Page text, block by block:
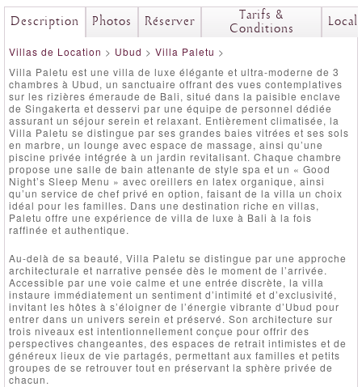
Description Photos Réserver
Tarifs &
Conditions
Villas de Location > Ubud > Villa Paletu >
Villa Paletu est une villa de luxe élégante et ultra-moderne de 3
chambres à Ubud, un sanctuaire offrant des vues contemplatives
sur les rizières émeraude de Bali, situé dans la paisible enclave
de Singakerta et desservi par une équipe de personnel dédiée
assurant un séjour serein et relaxant. Entièrement climatisée, la
Villa Paletu se distingue par ses grandes baies vitrées et ses sols
en marbre, un lounge avec espace de massage, ainsi qu’une
piscine privée intégrée à un jardin revitalisant. Chaque chambre
propose une salle de bain attenante de style spa et un « Good
Night’s Sleep Menu » avec oreillers en latex organique, ainsi
qu’un service de chef privé en option, faisant de la villa un choix
idéal pour les familles. Dans une destination riche en villas,
Paletu offre une expérience de villa de luxe à Bali à la fois
raffinée et authentique.
Au-delà de sa beauté, Villa Paletu se distingue par une approche
architecturale et narrative pensée dès le moment de l’arrivée.
Accessible par une voie calme et une entrée discrète, la villa
instaure immédiatement un sentiment d’intimité et d’exclusivité,
invitant les hôtes à s’éloigner de l’énergie vibrante d’Ubud pour
entrer dans un univers serein et préservé. Son architecture sur
trois niveaux est intentionnellement conçue pour offrir des
perspectives changeantes, des espaces de retrait intimistes et de
généreux lieux de vie partagés, permettant aux familles et petits
groupes de se retrouver tout en préservant la sphère privée de
chacun.